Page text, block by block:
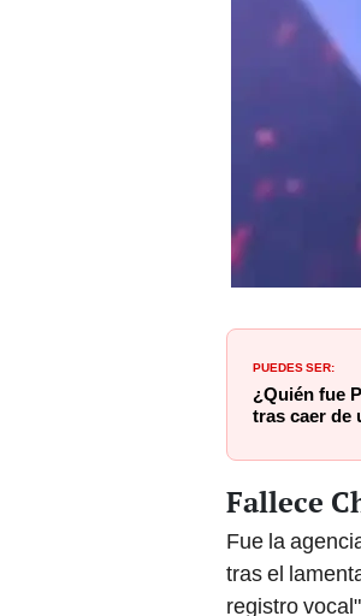
PUEDES SER:
¿Quién fue
tras caer de
Fallece
Fue la
tras el
registro